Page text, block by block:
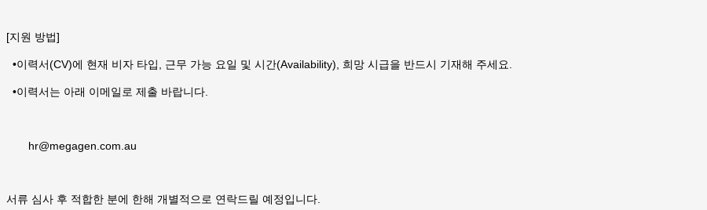
[지원 방법]
•이력서(CV)에 현재 비자 타입, 근무 가능 요일 및 시간(Availability), 희망 시급을 반드시 기재해 주세요.
•이력서는 아래 이메일로 제출 바랍니다.
hr@megagen.com.au
서류 심사 후 적합한 분에 한해 개별적으로 연락드릴 예정입니다.